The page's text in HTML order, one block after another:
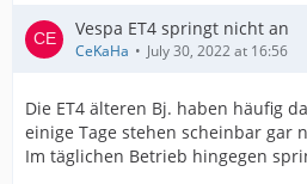
Vespa ET4 springt nicht an
CeKaHa July 30, 2022 at 16:56
Die ET4 älteren Bj. haben häufig
einige Tage stehen scheinbar gar
Im täglichen Betrieb hingegen